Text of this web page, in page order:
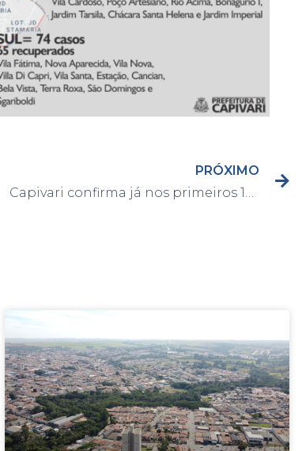
PRÓXIMO
Capivari confirma já nos primeiros 15 dias do mês de setembro 134 casos de Covid-19